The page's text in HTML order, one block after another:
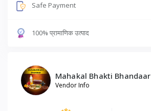
Safe Payment
100% प्रामाणिक उत्पाद
Mahakal Bhakti Bhandaar
Vendor Info